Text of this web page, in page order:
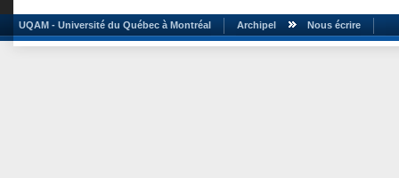
UQAM - Université du Québec à Montréal Archipel Nous écrire